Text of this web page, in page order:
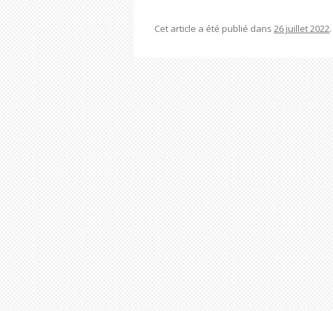
Cet article a été publié dans 26 juillet 2022.